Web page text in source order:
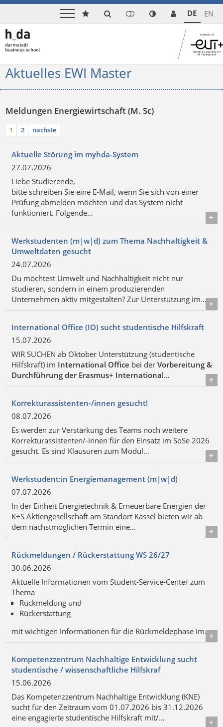
DE EN
Aktuelles EWI Master
Meldungen Energiewirtschaft (M. Sc)
1 2 nächste
Aktuelle Störung im myhda-System
27.07.2026
Liebe Studierende,
bitte schreiben Sie eine E-Mail, wenn Sie sich von einer
Prüfung abmelden möchten und das System nicht
funktioniert. Folgende…
Details
Werkstudenten (m|w|d) zum Thema Nachhaltigkeit &
Umweltdaten gesucht
24.07.2026
Du möchtest Umwelt und Nachhaltigkeit nicht nur
studieren, sondern in einem produzierenden
Unternehmen aktiv mitgestalten? Zur Unterstützung im…
Details
International Office (IO) sucht studentische Hilfskraft
15.07.2026
WIR SUCHEN ab Oktober Unterstützung (studentische
Hilfskraft) im International Office bei der Vorbereitung &
Durchführung der Erasmus+ International…
Details
Korrekturassistenten-/innen gesucht!
08.07.2026
Es werden zur Verstärkung des Teams noch weitere
Korrekturassistenten/-innen für den Einsatz im SoSe 2026
gesucht. Es sind Klausuren zum Modul…
Details
Werkstudent:in Energiemanagement (m|w|d)
07.07.2026
In der Einheit Energietechnik & Erneuerbare Energien der
K+S Aktiengesellschaft am Standort Kassel bieten wir ab
dem nächstmöglichen Termin eine…
Details
Rückmeldungen / Rückerstattung WS 26/27
30.06.2026
Aktuelle Informationen vom Student-Service-Center zum
Thema
Rückmeldung und
Rückerstattung
mit wichtigen Informationen für die Rückmeldephase im…
Details
Kompetenzzentrum Nachhaltige Entwicklung sucht
studentische / wissenschaftliche Hilfskraf
15.06.2026
Das Kompetenzzentrum Nachhaltige Entwicklung (KNE)
sucht für den Zeitraum vom 01.07.2026 bis 31.12.2026
eine engagierte studentische Hilfskraft mit/…